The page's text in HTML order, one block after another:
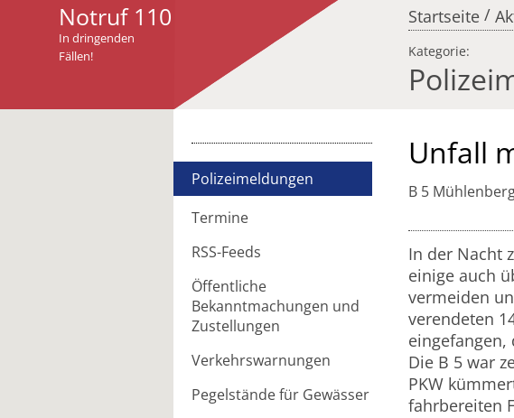
Notruf 110
In dringenden
Fällen!
Startseite /
Kategorie:
Polizeimeldungen
Termine
RSS-Feeds
Öffentliche
Bekanntmachungen und
Zustellungen
Verkehrswarnungen
Pegelstände für Gewässer
Artikel weiterleiten Unfall
B 5
In der Nacht
einige auch
vermeiden
verendeten
Die B 5 war
PKW
fahrbereiten